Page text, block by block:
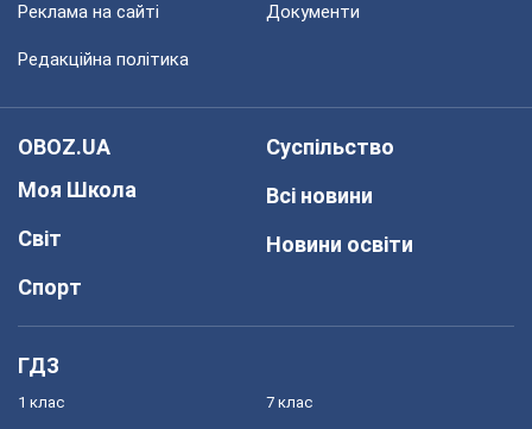
Реклама на сайті Документи
Редакційна політика
OBOZ.UA
Моя Школа
Світ
Спорт
Суспільство
Всі новини
Новини освіти
ГДЗ
1 клас 7 клас